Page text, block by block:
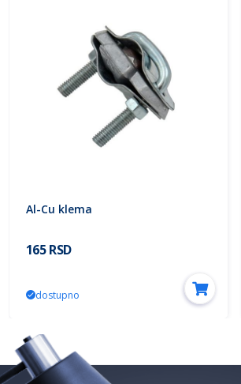
Al-Cu klema
165 RSD
dostupno